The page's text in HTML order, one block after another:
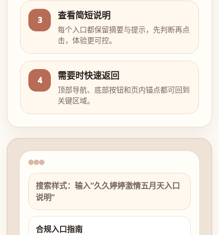
3 查看简短说明
每个入口都保留摘要与提示，先判断再点
击，体验更可控。
4 需要时快速返回
顶部导航、底部按钮和页内锚点都可回到
关键区域。
搜索样式：输入“久久婷婷激情五月天入口
说明”
合规入口指南